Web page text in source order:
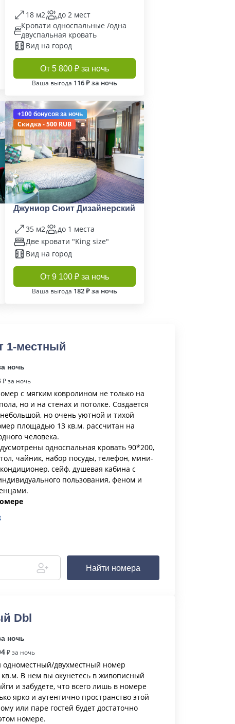
18 м2
до 2 мест
Кровати односпальные /одна
двуспальная кровать
Вид на город
От 5 800 ₽ за ночь
Ваша выгода 116 ₽ за ночь
+100 бонусов за ночь
Скидка - 500 RUB
Джуниор Сюит Дизайнерский
35 м2
до 1 места
Две кровати "King size"
Вид на город
От 9 100 ₽ за ночь
Ваша выгода 182 ₽ за ночь
1-местный
ночь
₽ за ночь
с мягким ковролином не только на
но и на стенах и потолке. Создается
но очень уютной и тихой
площадью 13 кв.м. рассчитан на
человека.
односпальная кровать 90*200,
чайник, набор посуды, телефон, мини-
кондиционер, сейф, душевая кабина с
пользования, феном и
Найти номера
Dbl
ночь
₽ за ночь
одноместный/двухместный номер
В нем вы окунетесь в живописный
и забудете, что всего лишь в номере
ярко и аутентично пространство этой
или паре гостей будет достаточно
номере.